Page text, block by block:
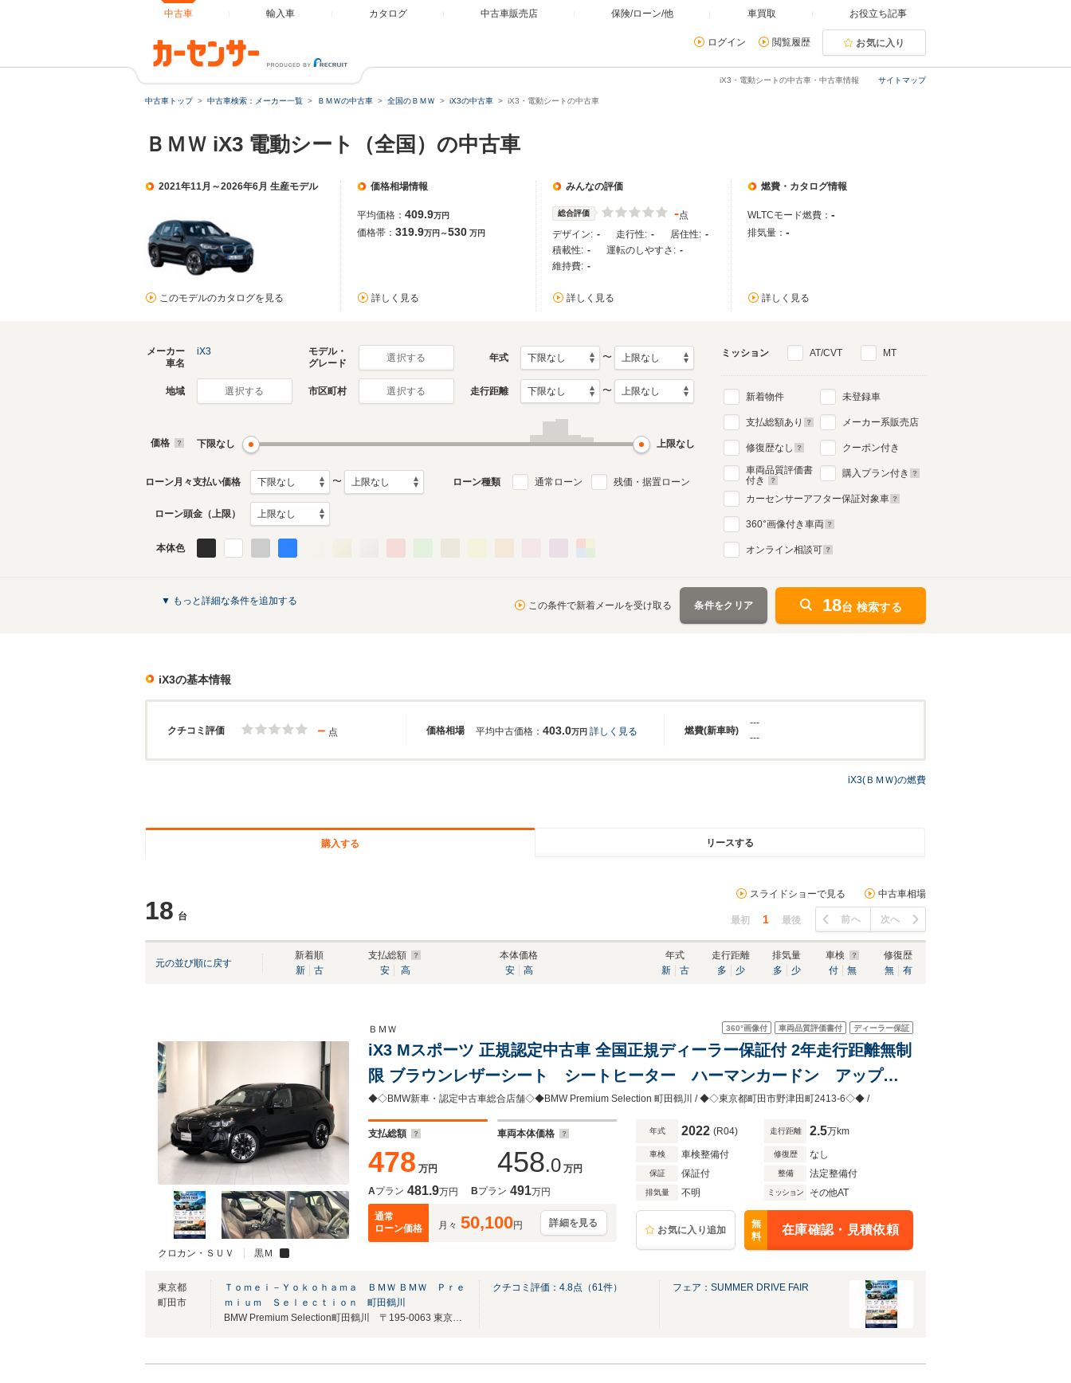
中古車 輸入車 カタログ 中古車販売店 保険/ローン/他 車買取 お役立ち記事
ログイン 閲覧履歴 お気に入り
サイトマップ
iX3・電動シートの中古車・中古車情報
中古車トップ 中古車検索：メーカー一覧 ＢＭＷの中古車 全国のＢＭＷ iX3の中古車 iX3・電動シートの中古車
ＢＭＷ iX3 電動シート（全国）の中古車
2021年11月～2026年6月 生産モデル
このモデルのカタログを見る
価格相場情報
平均価格： 409.9万円
価格帯： 319.9万円～530 万円
詳しく見る
みんなの評価
総合評価 -点
デザイン: - 走行性: - 居住性: -
積載性: - 運転のしやすさ: -
維持費: -
詳しく見る
燃費・カタログ情報
WLTCモード燃費： -
排気量： -
詳しく見る
メーカー
車名
iX3
モデル・
グレード
選択する 年式 〜
地域 選択する 市区町村 選択する 走行距離 〜
価格 下限なし 上限なし
ローン月々支払い価格 〜 ローン種類 通常ローン 残価・据置ローン
ローン頭金（上限）
本体色
ミッション AT/CVT MT
新着物件
支払総額あり
修復歴なし
車両品質評価書
付き
未登録車
メーカー系販売店
クーポン付き
購入プラン付き
カーセンサーアフター保証対象車
360°画像付き車両
オンライン相談可
▼ もっと詳細な条件を追加する この条件で新着メールを受け取る 条件をクリア 18台 検索する
iX3の基本情報
クチコミ評価 価格相場 燃費(新車時)
－ 点 平均中古価格： 403.0万円 詳しく見る
---
---
iX3(ＢＭＷ)の燃費
購入する リースする
18 台
スライドショーで見る 中古車相場
最初 1 最後 前へ 次へ
元の並び順に戻す
新着順
新
古
支払総額
安
高
本体価格
安
高
年式
新
古
走行距離
多
少
排気量
多
少
車検
付
無
修復歴
無
有
クロカン・ＳＵＶ 黒Ｍ
360°画像付 車両品質評価書付 ディーラー保証
ＢＭＷ
iX3 Mスポーツ 正規認定中古車 全国正規ディーラー保証付 2年走行距離無制
限 ブラウンレザーシート シートヒーター ハーマンカードン アップル
カープレイ サンルーフ ステアリングヒーター 電動トランク 禁煙
◆◇BMW新車・認定中古車総合店舗◇◆BMW Premium Selection 町田鶴川 / ◆◇東京都町田市野津田町2413-6◇◆ /
支払総額
478 万円
車両本体価格
458.0 万円
Aプラン 481.9万円 Bプラン 491万円
通常
ローン価格
月々 50,100円 詳細を見る
年式 2022 (R04) 走行距離 2.5万km
車検 車検整備付 修復歴 なし
保証 保証付 整備 法定整備付
排気量 不明 ミッション その他AT
お気に入り追加
無
料
在庫確認・見積依頼
東京都
町田市
Ｔｏｍｅｉ－Ｙｏｋｏｈａｍａ ＢＭＷ ＢＭＷ Ｐｒｅ
ｍｉｕｍ Ｓｅｌｅｃｔｉｏｎ 町田鶴川
BMW Premium Selection町田鶴川 〒195-0063 東京都町田市野津田町2413-6
クチコミ評価： 4.8点（61件） フェア：SUMMER DRIVE FAIR